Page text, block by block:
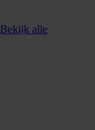
Bekijk alle